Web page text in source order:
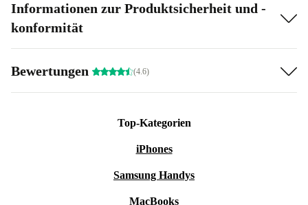
Informationen zur Produktsicherheit und -
konformität
Bewertungen (4.6)
Top-Kategorien
iPhones
Samsung Handys
MacBooks